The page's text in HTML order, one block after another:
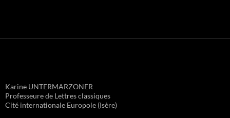
Karine UNTERMARZONER
Professeure de Lettres classiques
Cité internationale Europole (Isère)